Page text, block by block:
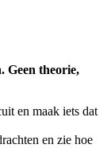
Geen theorie,
en maak iets dat
en zie hoe